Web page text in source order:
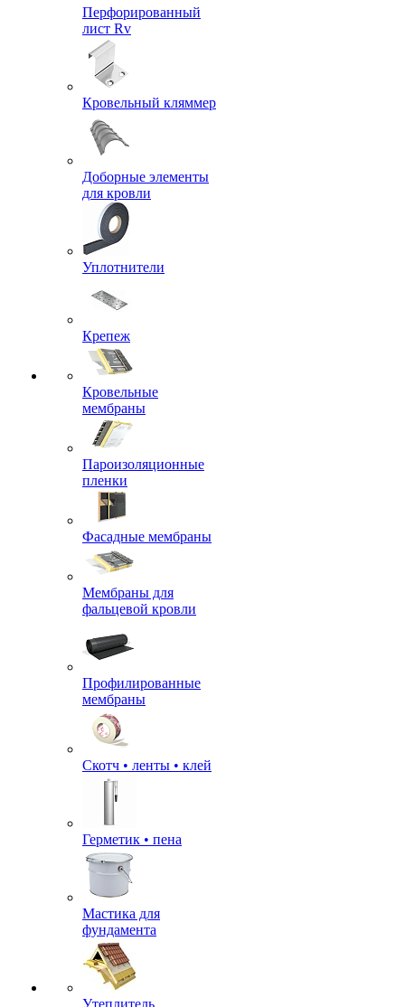
Перфорированный
лист Rv
Кровельный кляммер
Доборные элементы
для кровли
Уплотнители
Крепеж
Кровельные
мембраны
Пароизоляционные
пленки
Фасадные мембраны
Мембраны для
фальцевой кровли
Профилированные
мембраны
Скотч • ленты • клей
Герметик • пена
Мастика для
фундамента
Утеплитель